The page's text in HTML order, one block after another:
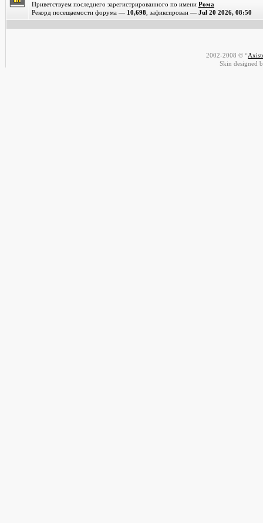
Приветствуем последнего зарегистрированного по имени Рома
Рекорд посещаемости форума — 10,698, зафиксирован — Jul 20 2026, 08:50
2002-2008 © “
Skin designed